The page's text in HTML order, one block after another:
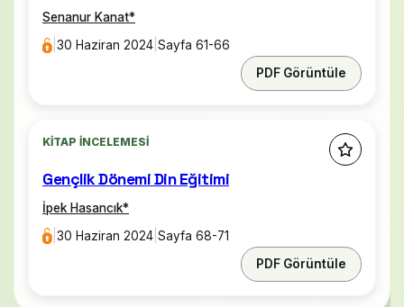
Senanur Kanat*
|30 Haziran 2024 |Sayfa 61-66
PDF Görüntüle
KITAP İNCELEMESI
Gençlik Dönemi Din Eğitimi
İpek Hasancık*
|30 Haziran 2024 |Sayfa 68-71
PDF Görüntüle